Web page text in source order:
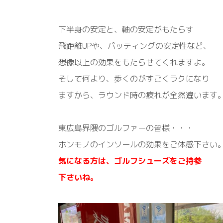
下半身の安定と、軸の安定がもたらす
飛距離UPや、パッティングの安定性など、
想像以上の効果をもたらせてくれますよ。
そして何より、歩くのがすごくラクになり
ますから、ラウンド時の疲れが全然違います
東広島界隈のゴルファーの皆様・・・
ホンモノのインソールの効果をご体感下さい
気になる方は、ゴルフシューズをご持参
下さいね。